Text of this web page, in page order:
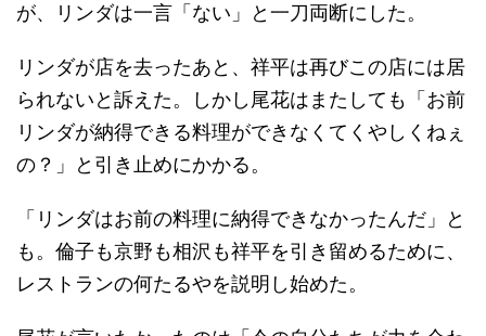
が、リンダは一言「ない」と一刀両断にした。
リンダが店を去ったあと、祥平は再びこの店には居
られないと訴えた。しかし尾花はまたしても「お前
リンダが納得できる料理ができなくてくやしくねぇ
の？」と引き止めにかかる。
「リンダはお前の料理に納得できなかったんだ」と
も。倫子も京野も相沢も祥平を引き留めるために、
レストランの何たるやを説明し始めた。